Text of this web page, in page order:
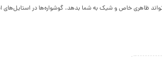
ظاهری خاص و شیک به شما بدهد. گوشواره‌ها در